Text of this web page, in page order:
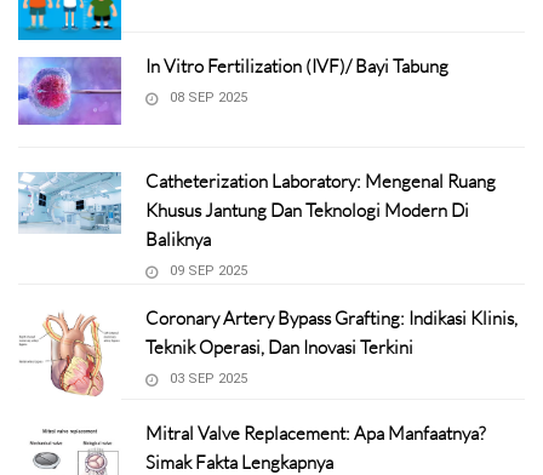
In Vitro Fertilization (IVF)/ Bayi Tabung
08 SEP 2025
Catheterization Laboratory: Mengenal Ruang
Khusus Jantung Dan Teknologi Modern Di
Baliknya
09 SEP 2025
Coronary Artery Bypass Grafting: Indikasi Klinis,
Teknik Operasi, Dan Inovasi Terkini
03 SEP 2025
Mitral Valve Replacement: Apa Manfaatnya?
Simak Fakta Lengkapnya